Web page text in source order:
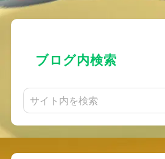
ブログ内検索